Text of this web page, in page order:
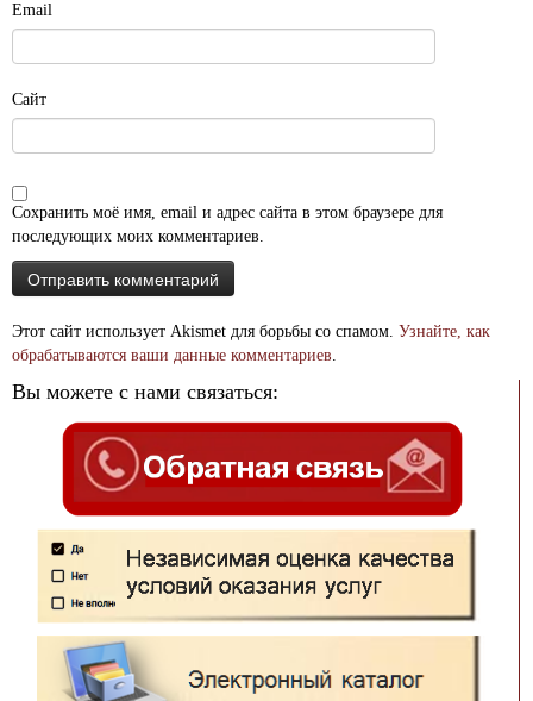
Email
Сайт
Сохранить моё имя, email и адрес сайта в этом браузере для
последующих моих комментариев.
Этот сайт использует Akismet для борьбы со спамом. Узнайте, как
обрабатываются ваши данные комментариев.
Вы можете с нами связаться: